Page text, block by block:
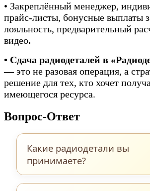
• Закреплённый менеджер,
прайс-листы, бонусные выплаты
лояльность, предварительный
видео.
• Сдача радиодеталей в
— это не разовая операция, а
решение для тех, кто хочет
имеющегося ресурса.
Вопрос-Ответ
Какие радиодетали вы
принимаете?